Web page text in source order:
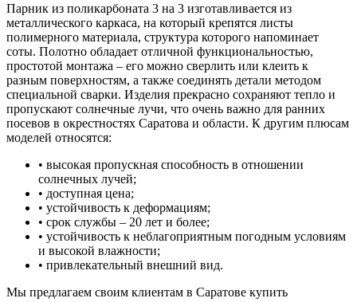
Парник из поликарбоната 3 на 3 изготавливается из
металлического каркаса, на который крепятся листы
полимерного материала, структура которого напоминает
соты. Полотно обладает отличной функциональностью,
простотой монтажа – его можно сверлить или клеить к
разным поверхностям, а также соединять детали методом
специальной сварки. Изделия прекрасно сохраняют тепло и
пропускают солнечные лучи, что очень важно для ранних
посевов в окрестностях Саратова и области. К другим плюсам
моделей относятся:
• высокая пропускная способность в отношении
солнечных лучей;
• доступная цена;
• устойчивость к деформациям;
• срок службы – 20 лет и более;
• устойчивость к неблагоприятным погодным условиям
и высокой влажности;
• привлекательный внешний вид.
Мы предлагаем своим клиентам в Саратове купить